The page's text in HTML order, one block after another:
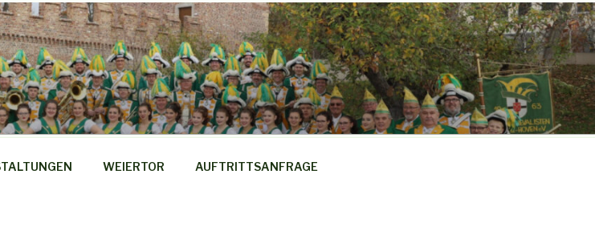
WEIERTOR AUFTRITTSANFRAGE